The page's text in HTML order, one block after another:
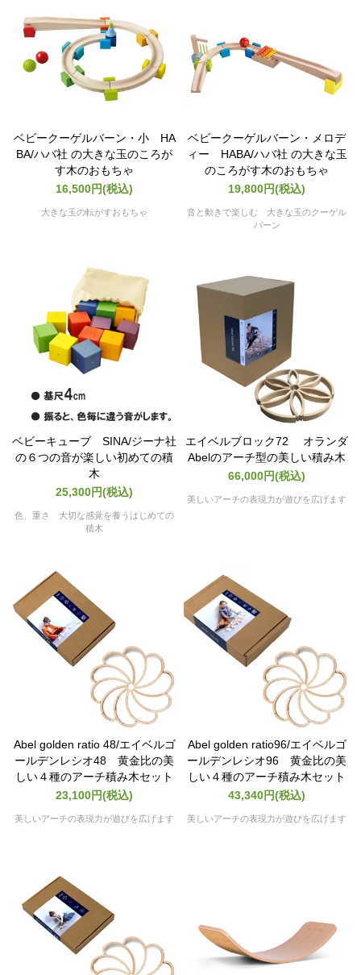
ベビークーゲルバーン・小 HA
BA/ハバ社 の大きな玉のころが
す木のおもちゃ
16,500円(税込)
大きな玉の転がすおもちゃ
ベビークーゲルバーン・メロデ
ィー HABA/ハバ社 の大きな玉
のころがす木のおもちゃ
19,800円(税込)
音と動きで楽しむ 大きな玉のクーゲル
バーン
ベビーキューブ SINA/ジーナ社
の６つの音が楽しい初めての積
木
25,300円(税込)
色、重さ 大切な感覚を養うはじめての
積木
エイベルブロック72 オランダ
Abelのアーチ型の美しい積み木
66,000円(税込)
美しいアーチの表現力が遊びを広げます
Abel golden ratio 48/エイベルゴ
ールデンレシオ48 黄金比の美
しい４種のアーチ積み木セット
23,100円(税込)
美しいアーチの表現力が遊びを広げます
Abel golden ratio96/エイベルゴ
ールデンレシオ96 黄金比の美
しい４種のアーチ積み木セット
43,340円(税込)
美しいアーチの表現力が遊びを広げます